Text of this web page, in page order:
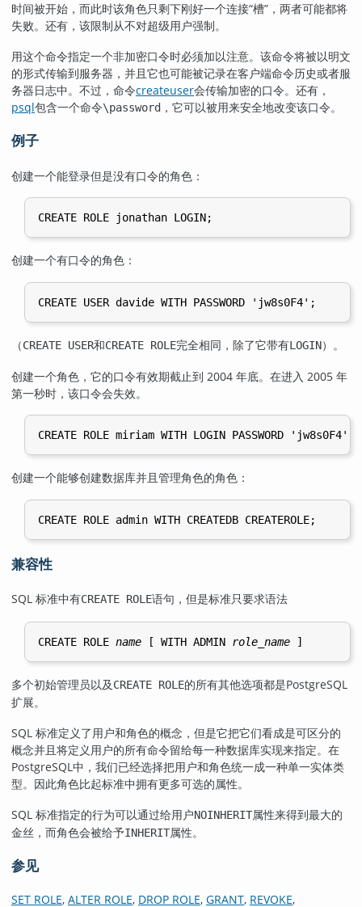
时间被开始，而此时该角色只剩下刚好一个连接“槽” ，两者可能都将
失败。还有，该限制从不对超级用户强制。
用这个命令指定一个非加密口令时必须加以注意。该命令将被以明文
的形式传输到服务器，并且它也可能被记录在客户端命令历史或者服
务器日志中。不过，命令createuser会传输加密的口令。还有，
psql包含一个命令\password ，它可以被用来安全地改变该口令。
例子
创建一个能登录但是没有口令的角色：
创建一个有口令的角色：
（CREATE USER和CREATE ROLE完全相同，除了它带有LOGIN）。
创建一个角色，它的口令有效期截止到 2004 年底。在进入 2005 年
第一秒时，该口令会失效。
创建一个能够创建数据库并且管理角色的角色：
兼容性
SQL 标准中有CREATE ROLE语句，但是标准只要求语法
CREATE ROLE name [ WITH ADMIN role_name
多个初始管理员以及CREATE ROLE的所有其他选项都是PostgreSQL
扩展。
SQL 标准定义了用户和角色的概念，但是它把它们看成是可区分的
概念并且将定义用户的所有命令留给每一种数据库实现来指定。在
PostgreSQL中，我们已经选择把用户和角色统一成一种单一实体类
型。因此角色比起标准中拥有更多可选的属性。
SQL 标准指定的行为可以通过给用户NOINHERIT属性来得到最大的
金丝，而角色会被给予INHERIT属性。
参见
SET ROLE, ALTER ROLE, DROP ROLE, GRANT, REVOKE,